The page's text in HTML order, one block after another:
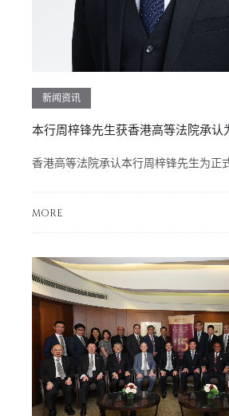
新闻资讯
本行周梓锋先生获香港高等法院承认
香港高等法院承认本行周梓锋先生为正
MORE